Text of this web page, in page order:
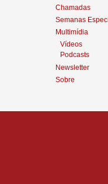
Chamadas
Semanas
Multimídia
Vídeos
Podcasts
Newsletter
Sobre